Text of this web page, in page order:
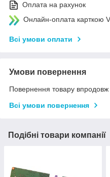
Оплата на рахунок
Онлайн-оплата карткою
Всі умови оплати
Умови повернення
Повернення товару впродовж
Всі умови повернення
Подібні товари компанії